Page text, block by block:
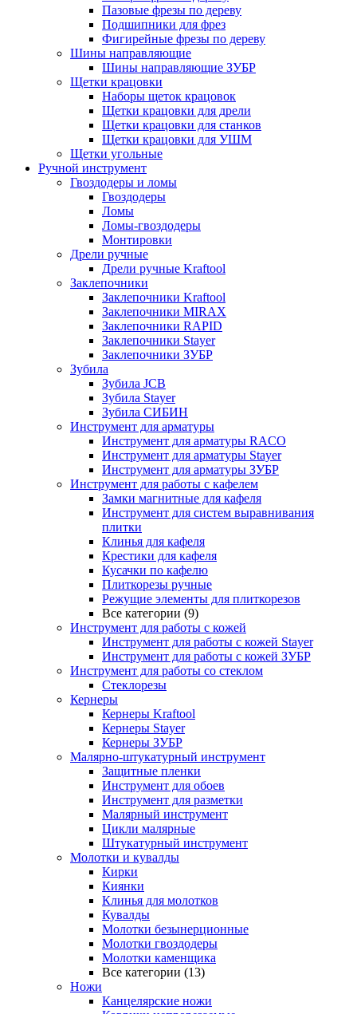
Пазовые фрезы по дереву
Подшипники для фрез
Фигирейные фрезы по дереву
Шины направляющие
Шины направляющие ЗУБР
Щетки крацовки
Наборы щеток крацовок
Щетки крацовки для дрели
Щетки крацовки для станков
Щетки крацовки для УШМ
Щетки угольные
Ручной инструмент
Гвоздодеры и ломы
Гвоздодеры
Ломы
Ломы-гвоздодеры
Монтировки
Дрели ручные
Дрели ручные Kraftool
Заклепочники
Заклепочники Kraftool
Заклепочники MIRAX
Заклепочники RAPID
Заклепочники Stayer
Заклепочники ЗУБР
Зубила
Зубила JCB
Зубила Stayer
Зубила СИБИН
Инструмент для арматуры
Инструмент для арматуры RACO
Инструмент для арматуры Stayer
Инструмент для арматуры ЗУБР
Инструмент для работы с кафелем
Замки магнитные для кафеля
Инструмент для систем выравнивания
плитки
Клинья для кафеля
Крестики для кафеля
Кусачки по кафелю
Плиткорезы ручные
Режущие элементы для плиткорезов
Все категории (9)
Инструмент для работы с кожей
Инструмент для работы с кожей Stayer
Инструмент для работы с кожей ЗУБР
Инструмент для работы со стеклом
Стеклорезы
Кернеры
Кернеры Kraftool
Кернеры Stayer
Кернеры ЗУБР
Малярно-штукатурный инструмент
Защитные пленки
Инструмент для обоев
Инструмент для разметки
Малярный инструмент
Цикли малярные
Штукатурный инструмент
Молотки и кувалды
Кирки
Киянки
Клинья для молотков
Кувалды
Молотки безынерционные
Молотки гвоздодеры
Молотки каменщика
Все категории (13)
Ножи
Канцелярские ножи